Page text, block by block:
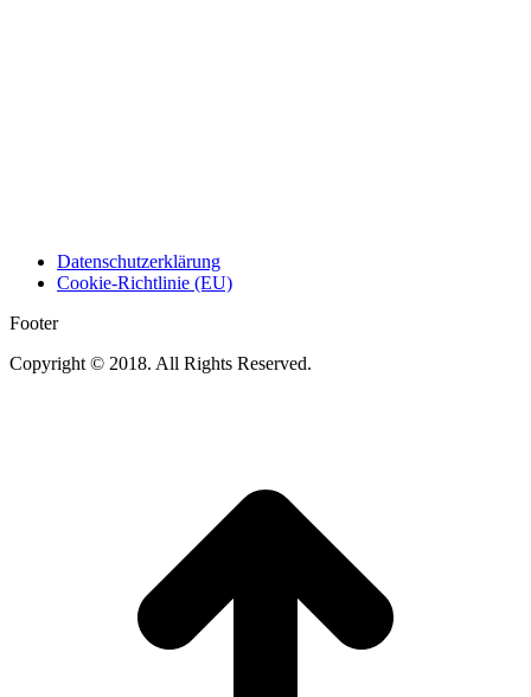
Datenschutzerklärung
Cookie-Richtlinie (EU)
Footer
Copyright © 2018. All Rights Reserved.